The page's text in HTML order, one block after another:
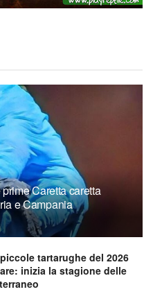
Caretta caretta
e Campania
tartarughe del 2026
inizia la stagione delle